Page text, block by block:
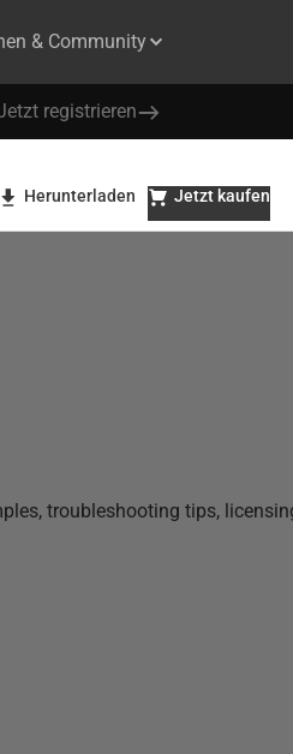
& Community
registrieren
Herunterladen Jetzt kaufen
troubleshooting tips,